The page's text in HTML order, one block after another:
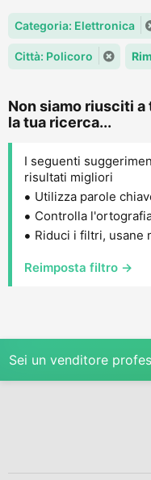
Categoria: Elettronica
Città: Policoro
Non siamo riusciti
la tua ricerca...
I seguenti
risultati migliori
Utilizza parole
Controlla
Riduci i filtri, usane
Reimposta filtro →
Sei un venditore